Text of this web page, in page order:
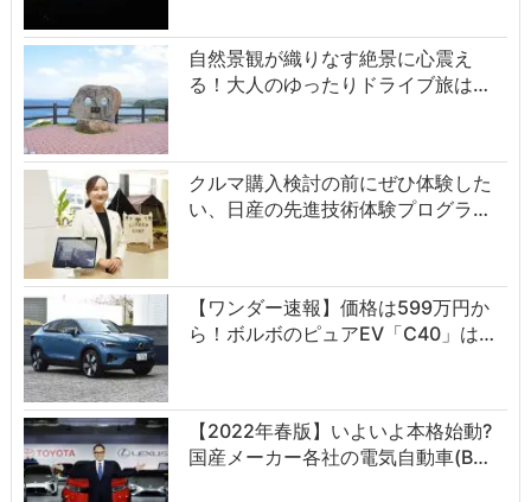
自然景観が織りなす絶景に心震え
る！大人のゆったりドライブ旅は…
クルマ購入検討の前にぜひ体験した
い、日産の先進技術体験プログラ…
【ワンダー速報】価格は599万円か
ら！ボルボのピュアEV「C40」は…
【2022年春版】いよいよ本格始動?
国産メーカー各社の電気自動車(B…